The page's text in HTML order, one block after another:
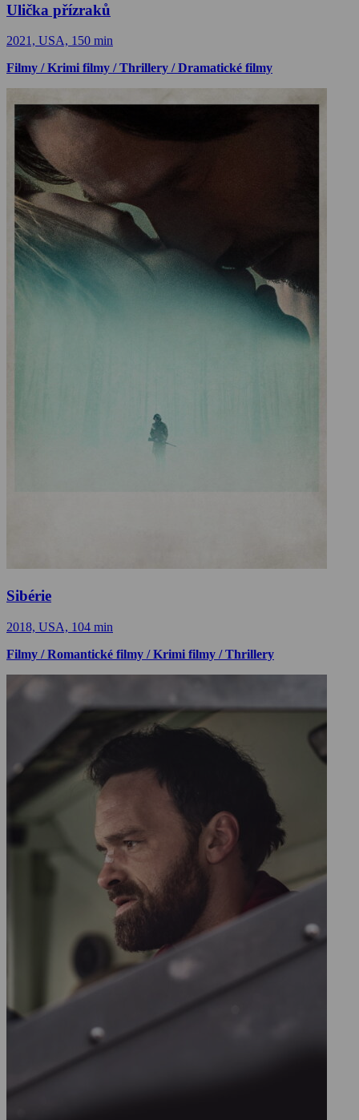
Ulička přízraků
2021, USA, 150 min
Filmy / Krimi filmy / Thrillery / Dramatické filmy
Sibérie
2018, USA, 104 min
Filmy / Romantické filmy / Krimi filmy / Thrillery